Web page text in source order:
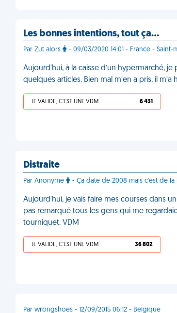
Les bonnes intentions, tout ça…
Par Zut alors - 09/03/2020 14:01 - France - Saint-
Aujourd'hui, à la caisse d’un hypermarché,
quelques articles. Bien mal m’en a pris, il
JE VALIDE, C'EST UNE VDM 6 431
Distraite
Par Anonyme - Ça date de 2008 mais c'est de
Aujourd'hui, je vais faire mes courses dans
pas remarqué tous les gens qui me
tourniquet. VDM
JE VALIDE, C'EST UNE VDM 36 802
Par wrongshoes - 12/09/2015 06:12 - Belgique